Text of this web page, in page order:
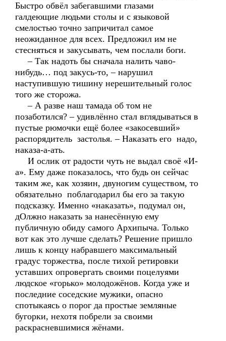
Быстро обвёл забегавшими глазами
галдеющие людьми столы и с языковой
смелостью точно запричитал самое
неожиданное для всех. Предложил им не
стесняться и закусывать, чем послали боги.
– Так надоть бы сначала налить чаво-
нибудь… под закусь-то, – нарушил
наступившую тишину нерешительный голос
того же сторожа.
– А разве наш тамада об том не
позаботился? – удивлённо стал вглядываться в
пустые рюмочки ещё более «закосевший»
распорядитель застолья. – Наказать его надо,
наказа-а-ать.
И ослик от радости чуть не выдал своё «И-
а». Ему даже показалось, что будь он сейчас
таким же, как хозяин, двуногим существом, то
обязательно поблагодарил бы его за такую
подсказку. Именно «наказать», подумал он,
дОлжно наказать за нанесённую ему
публичную обиду самого Архипыча. Только
вот как это лучше сделать? Решение пришло
лишь к концу набравшего максимальный
градус торжества, после тихой ретировки
уставших опровергать своими поцелуями
людское «горько» молодожёнов. Когда уже и
последние соседские мужики, опасно
спотыкаясь о порог да простые земляные
бугорки, нехотя побрели за своими
раскрасневшимися жёнами.